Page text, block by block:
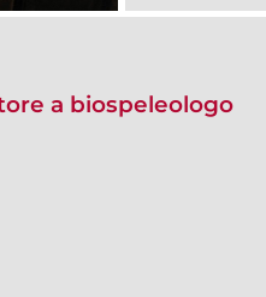
a biospeleologo